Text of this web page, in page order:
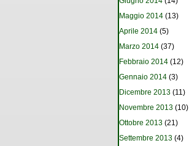
Maggio 2014 (13)
Aprile 2014 (5)
Marzo 2014 (37)
Febbraio 2014 (12)
Gennaio 2014 (3)
Dicembre 2013 (11)
Novembre 2013 (10)
Ottobre 2013 (21)
Settembre 2013 (4)